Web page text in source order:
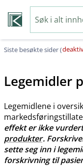
Siste besøkte sider (
Legemidler
Legemidlene i
effekt er ikke
produkter.
sette seg inn i
forskrivning til